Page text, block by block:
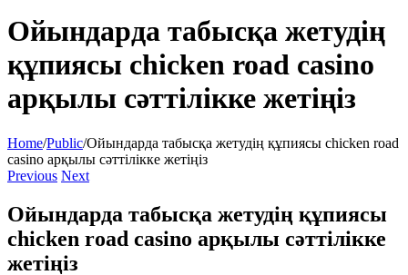
Ойындарда табысқа жетудің
құпиясы chicken road casino
арқылы сәттілікке жетіңіз
Home/Public/Ойындарда табысқа жетудің құпиясы chicken road
casino арқылы сәттілікке жетіңіз
Previous Next
Ойындарда табысқа жетудің құпиясы
chicken road casino арқылы сәттілікке
жетіңіз